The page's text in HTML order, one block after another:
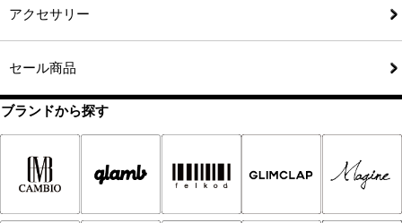
アクセサリー
セール商品
ブランドから探す